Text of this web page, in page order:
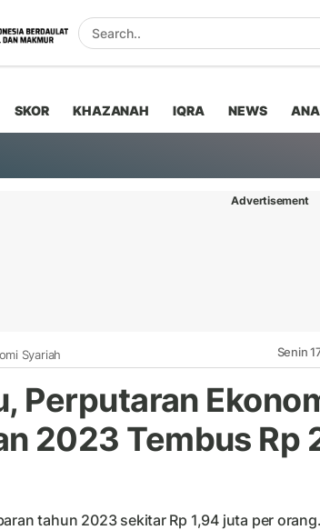
SKOR KHAZANAH IQRA NEWS
Advertisement
Syariah Senin
Perputaran
2023 Tembus Rp
tahun 2023 sekitar Rp 1,94 juta per orang.